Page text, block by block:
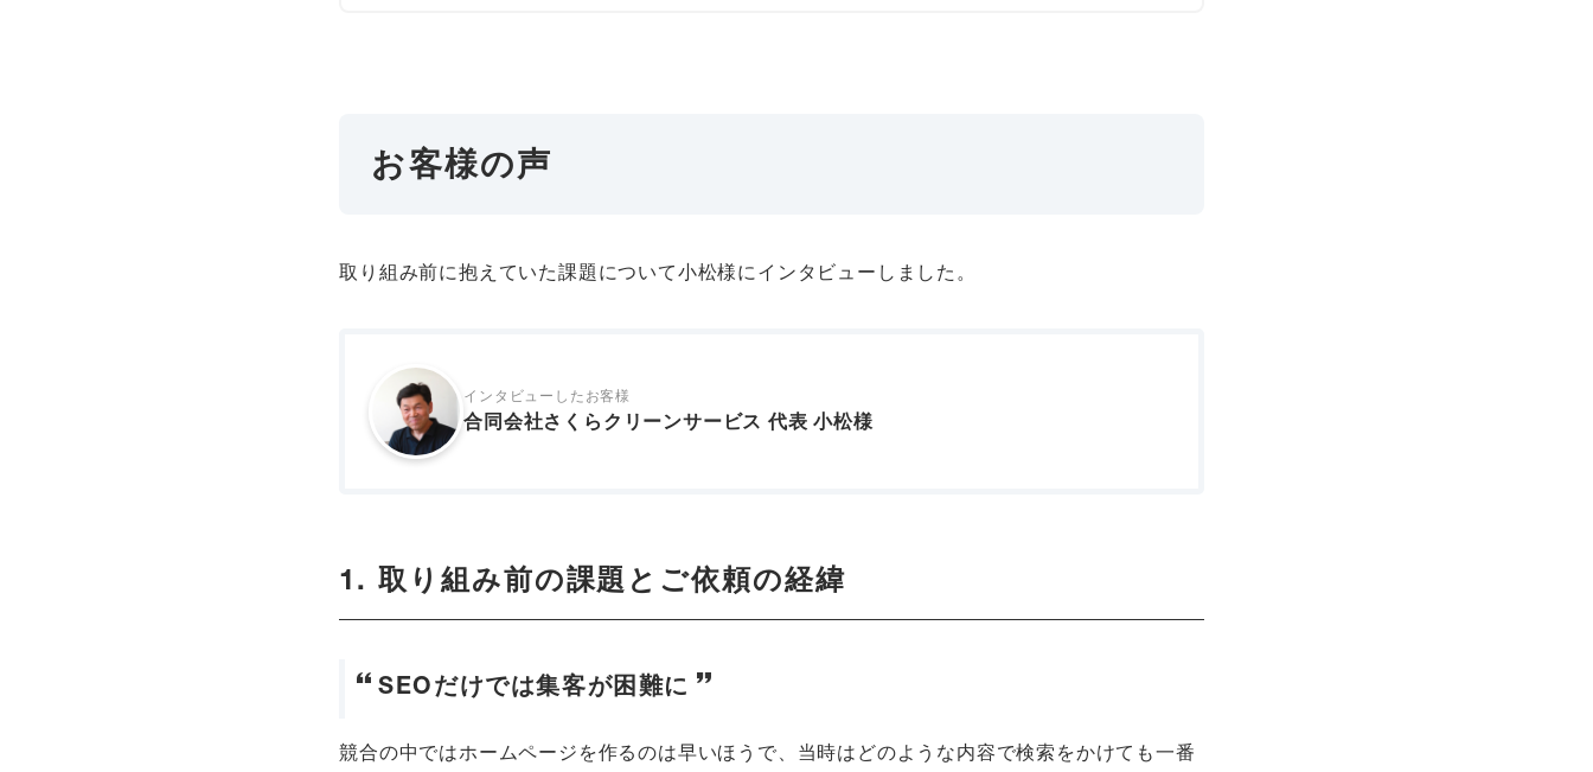
お客様の声
取り組み前に抱えていた課題について小松様にインタビューしました。
インタビューしたお客様
合同会社さくらクリーンサービス 代表 小松様
1. 取り組み前の課題とご依頼の経緯
SEOだけでは集客が困難に
競合の中ではホームページを作るのは早いほうで、当時はどのような内容で検索をかけても一番